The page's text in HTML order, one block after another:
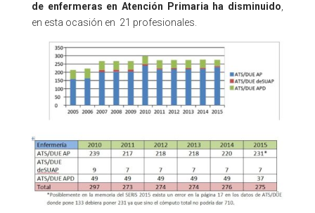
de enfermeras en Atención Primaria ha disminuido,
en esta ocasión en 21 profesionales.